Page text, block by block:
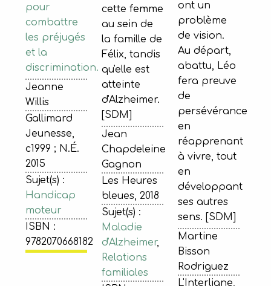
pour
combattre
les préjugés
et la
discrimination.
Jeanne
Willis
Gallimard
Jeunesse,
c1999 ; N.É.
2015
Sujet(s) :
Handicap
moteur
ISBN :
9782070668182
cette femme
au sein de
la famille de
Félix, tandis
qu'elle est
atteinte
d'Alzheimer.
[SDM]
Jean
Chapdeleine
Gagnon
Les Heures
bleues, 2018
Sujet(s) :
Maladie
d'Alzheimer,
Relations
familiales
ont un
problème
de vision.
Au départ,
abattu, Léo
fera preuve
de
persévérance
en
réapprenant
à vivre, tout
en
développant
ses autres
sens. [SDM]
Martine
Bisson
Rodriguez
L'Interligne,